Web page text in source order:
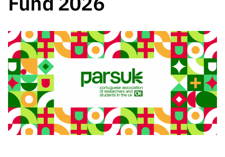
turas
Outros
Apoios
Infraestru
turas
Prémios
Outros
Apoios
Acesso a dados
estatísticos para fins
científicos – Protocolo
INE/DGEEC/FCT
Newsletter
Agenda
Publicações
Subscrever
Newsletter
Subscrever
Direct Mail
Concursos
FCT
90 Segundos
Estudos e Planeamento
Estratégico
Documentos de Gestão
Apoios Comunitários
A FCT em
Números
Acreditaç
ão,
Certificaç
ão e
Benefícios
Fiscais